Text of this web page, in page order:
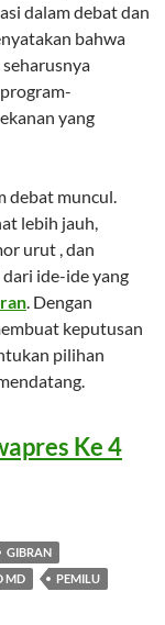
dalam debat dan
bahwa
yang
debat muncul.
lebih jauh,
urut , dan
ide-ide yang
. Dengan
keputusan
pilihan
Ke 4
GIBRAN
MD
PEMILU